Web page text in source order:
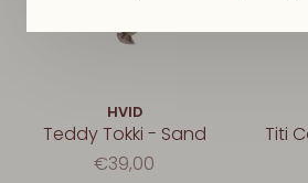
HVID
Teddy Tokki - Sand
€39,00
Titi